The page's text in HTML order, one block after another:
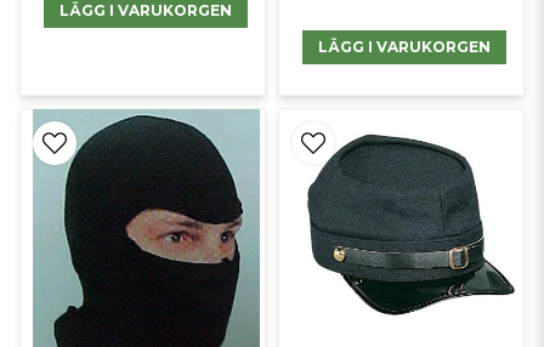
LÄGG I VARUKORGEN
LÄGG I VARUKORGEN